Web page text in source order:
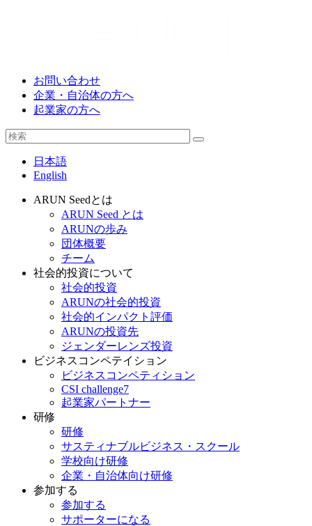
お問い合わせ
企業・自治体の方へ
起業家の方へ
日本語
English
ARUN Seedとは
ARUN Seed とは
ARUNの歩み
団体概要
チーム
社会的投資について
社会的投資
ARUNの社会的投資
社会的インパクト評価
ARUNの投資先
ジェンダーレンズ投資
ビジネスコンペテイション
ビジネスコンペティション
CSI challenge7
起業家パートナー
研修
研修
サスティナブルビジネス・スクール
学校向け研修
企業・自治体向け研修
参加する
参加する
サポーターになる